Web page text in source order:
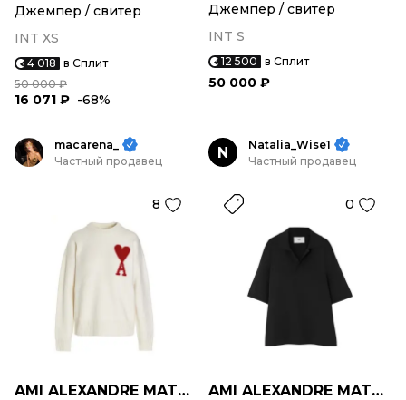
Джемпер / свитер
INT XS
4 018 в Сплит
50 000 ₽
16 071 ₽ -68%
Джемпер / свитер
INT S
12 500 в Сплит
50 000 ₽
macarena_
Частный продавец
8
AMI ALEXANDRE MATTIUSSI
N
Natalia_Wise1
Частный продавец
0
AMI ALEXANDRE MATTIUSSI